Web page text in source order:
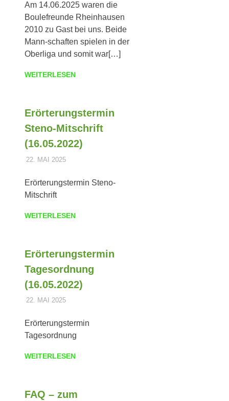
Am 14.06.2025 waren die
Boulefreunde Rheinhausen
2010 zu Gast bei uns. Beide
Mann-schaften spielen in der
Oberliga und somit war[…]
WEITERLESEN
Erörterungstermin
Steno-Mitschrift
(16.05.2022)
22. MAI 2025DOMINIK TRIEBLER
POLDER
Erörterungstermin Steno-
Mitschrift
WEITERLESEN
Erörterungstermin
Tagesordnung
(16.05.2022)
22. MAI 2025DOMINIK TRIEBLER
POLDER
Erörterungstermin
Tagesordnung
WEITERLESEN
FAQ – zum